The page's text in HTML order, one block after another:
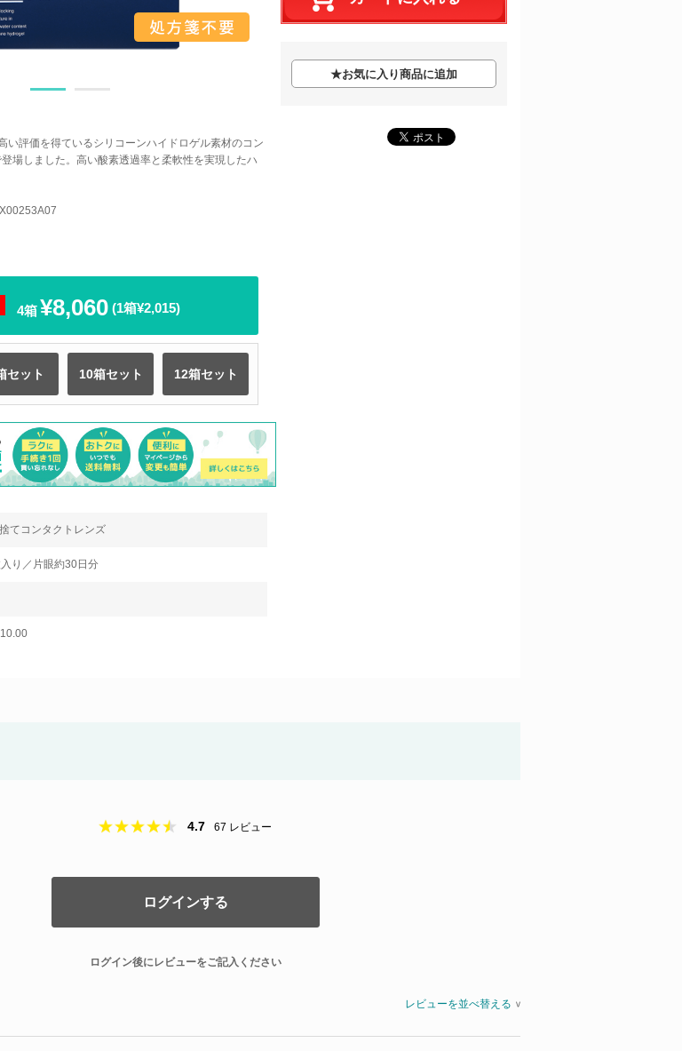
い評価を得ているシリコーンハイドロゲル素材のコン
場しました。高い酸素透過率と柔軟性を実現したハ
4箱¥8,060 (1箱¥2,015)
セット 10箱セット 12箱セット
てコンタクトレンズ
り／片眼約30日分
★お気に入り商品に追加
4.7 67 レビュー
ログインする
ログイン後にレビューをご記入ください
レビューを並べ替える >